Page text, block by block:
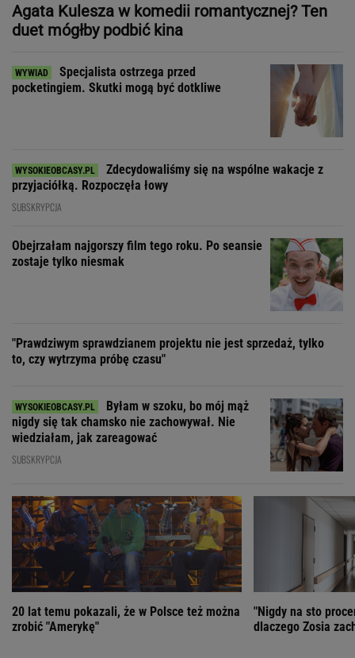
Agata Kulesza w komedii romantycznej? Ten
duet mógłby podbić kina
Specjalista ostrzega przed
pocketingiem. Skutki mogą być dotkliwe
Zdecydowaliśmy się na wspólne wakacje z
przyjaciółką. Rozpoczęła łowy
SUBSKRYPCJA
Obejrzałam najgorszy film tego roku. Po seansie
zostaje tylko niesmak
"Prawdziwym sprawdzianem projektu nie jest sprzedaż, tylko
to, czy wytrzyma próbę czasu"
Byłam w szoku, bo mój mąż
nigdy się tak chamsko nie zachowywał. Nie
wiedziałam, jak zareagować
SUBSKRYPCJA
20 lat temu pokazali, że w Polsce też można
zrobić "Amerykę"
"Nigdy na sto
dlaczego Zosia